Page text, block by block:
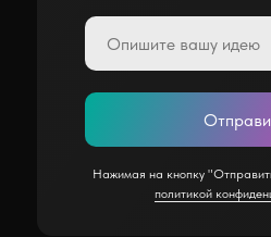
Нажимая на кнопку
политикой